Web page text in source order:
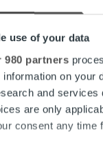
use of your data
980 partners
on your
and
are only
consent any time